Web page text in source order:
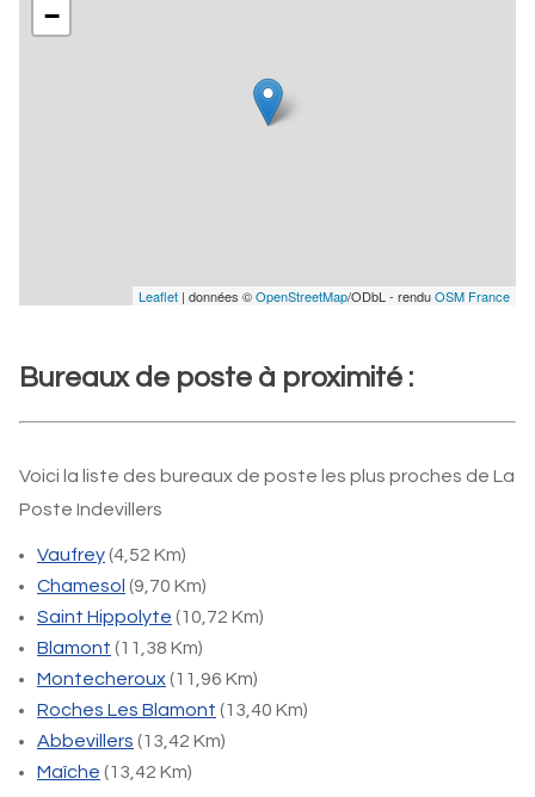
−
Leaflet | données ©OpenStreetMap/ODbL - renduOSM France
Bureaux de poste à proximité :
Voici la liste des bureaux de poste les plus proches de La
Poste Indevillers
Vaufrey(4,52 Km)
Chamesol (9,70 Km)
Saint Hippolyte (10,72 Km)
Blamont (11,38 Km)
Montecheroux(11,96 Km)
Roches Les Blamont (13,40 Km)
Abbevillers (13,42 Km)
Maîche (13,42 Km)